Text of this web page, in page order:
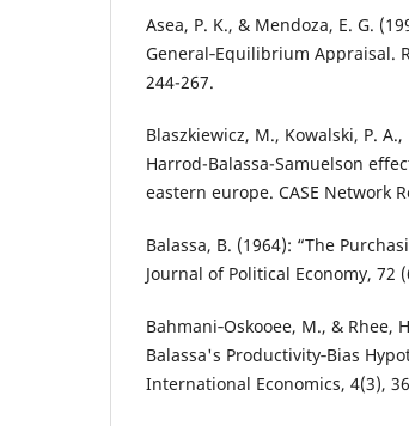
Asea, P. K., & Mendoza, E. G.
General‐Equilibrium Appraisal.
244-267.
Blaszkiewicz, M., Kowalski, P.
Harrod-Balassa-Samuelson
eastern europe. CASE Network
Balassa, B. (1964): “The
Journal of Political Economy, 72
Bahmani‐Oskooee, M., & Rhee,
Balassa's Productivity‐Bias
International Economics, 4(3),